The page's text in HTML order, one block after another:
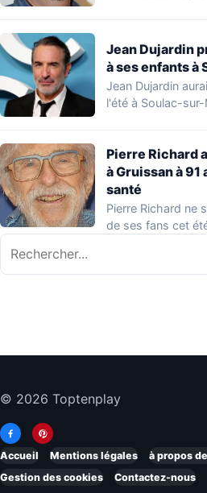
Jean Dujardin
à ses enfants
Jean Dujardin
l'été à Soulac-
Pierre Richard
à Gruissan à
santé
Pierre Richard ne
de ses fans cet
Rechercher
© 2026 Toptenplay
Accueil Mentions légales
à propos
Gestion des cookies
Contactez-nous